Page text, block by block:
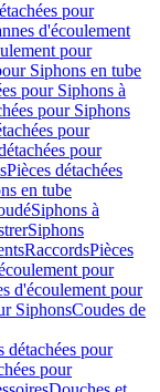
pour
d'écoulement
pour
Siphons en tube
pour Siphons à
pour Siphons
pour
pour
Pièces détachées
en tube
Siphons à
Siphons
RaccordsPièces
pour
d'écoulement pour
SiphonsCoudes de
détachées pour
pour